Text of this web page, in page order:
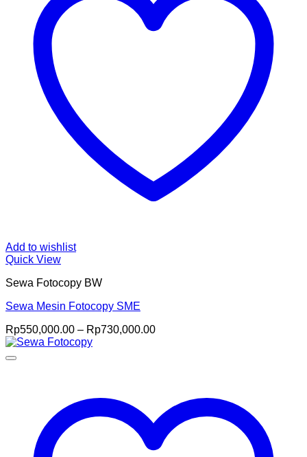
Add to wishlist
Quick View
Sewa Fotocopy BW
Sewa Mesin Fotocopy SME
Rp550,000.00 – Rp730,000.00Price